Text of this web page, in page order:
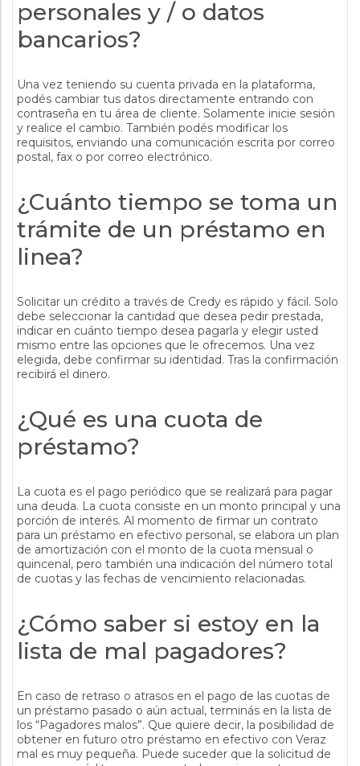
personales y / o datos
bancarios?
Una vez teniendo su cuenta privada en la plataforma,
podés cambiar tus datos directamente entrando con
contraseña en tu área de cliente. Solamente inicie sesión
y realice el cambio. También podés modificar los
requisitos, enviando una comunicación escrita por correo
postal, fax o por correo electrónico.
¿Cuánto tiempo se toma un
trámite de un préstamo en
linea?
Solicitar un crédito a través de Credy es rápido y fácil. Solo
debe seleccionar la cantidad que desea pedir prestada,
indicar en cuánto tiempo desea pagarla y elegir usted
mismo entre las opciones que le ofrecemos. Una vez
elegida, debe confirmar su identidad. Tras la confirmación
recibirá el dinero.
¿Qué es una cuota de
préstamo?
La cuota es el pago periódico que se realizará para pagar
una deuda. La cuota consiste en un monto principal y una
porción de interés. Al momento de firmar un contrato
para un préstamo en efectivo personal, se elabora un plan
de amortización con el monto de la cuota mensual o
quincenal, pero también una indicación del número total
de cuotas y las fechas de vencimiento relacionadas.
¿Cómo saber si estoy en la
lista de mal pagadores?
En caso de retraso o atrasos en el pago de las cuotas de
un préstamo pasado o aún actual, terminás en la lista de
los “Pagadores malos”. Que quiere decir, la posibilidad de
obtener en futuro otro préstamo en efectivo con Veraz
mal es muy pequeña. Puede suceder que la solicitud de